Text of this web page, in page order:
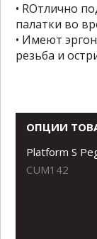
• RОтлично
палатки во
• Имеют
резьба и
ОПЦИИ
Platform S
CUM142